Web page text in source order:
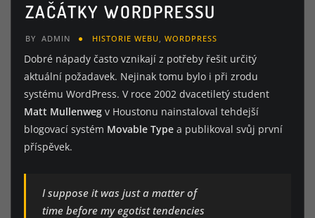
ZAČÁTKY WORDPRESSU
BY ADMIN HISTORIE WEBU WORDPRESS
Dobré nápady často vznikají z potřeby řešit určitý
aktuální požadavek. Nejinak tomu bylo i při zrodu
systému WordPress. V roce 2002 dvacetiletý student
Matt Mullenwegv Houstonu nainstaloval tehdejší
blogovací systém Movable Type a publikoval svůj první
příspěvek.
I suppose it was just a matter of
time before my egotist tendencies